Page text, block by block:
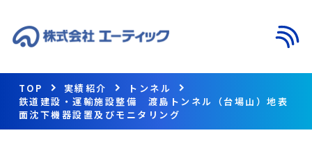
TOP 実績紹介
トンネル
鉄道建設・運輸施設整備 渡島トンネル（台場山）地表
面沈下機器設置及びモニタリング